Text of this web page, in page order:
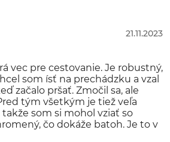
21.11.2023
vec pre cestovanie. Je robustný,
som ísť na prechádzku a vzal
začalo pršať. Zmočil sa, ale
tým všetkým je tiež veľa
som si mohol vziať so
čo dokáže batoh. Je to v